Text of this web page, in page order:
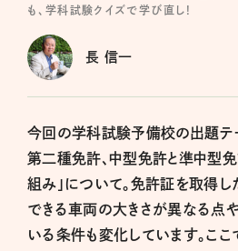
も、学科試験クイズで学び直し!
長 信一
今回の学科試験予備校の出題テ
第二種免許、中型免許と準中型
組み」について。免許証を取得し
できる車両の大きさが異なる点
いる条件も変化しています。こ